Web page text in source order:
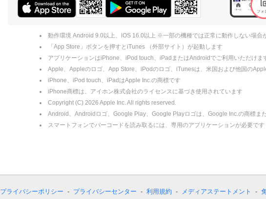
動作環境 Android 9.0以上、iOS 16.0以上 ※一部の機種では正常に動作しない場合
「App Store」ボタンを押すとiTunes （外部サイト）が起動します
アプリケーションはiPhone、iPod touch、iPadまたはAndroidでご利用いただけま
Apple、Appleのロゴ、App Store、iPodのロゴ、iTunesは、米国および他国の
iPhone、iPod touch、iPadはApple Inc.の商標です
iPhone商標は、アイホン株式会社のライセンスに基づき使用されています
Copyright (C) 2026 Apple Inc. All rights reserved.
Android、Androidロゴ、Google Play、Google Playロゴは、Google Inc.の商標ま
スマートフォンでバーコードを読み取るには、専用のアプリケーションが必要です
プライバシーポリシー プライバシーセンター 利用規約 メディアステートメント